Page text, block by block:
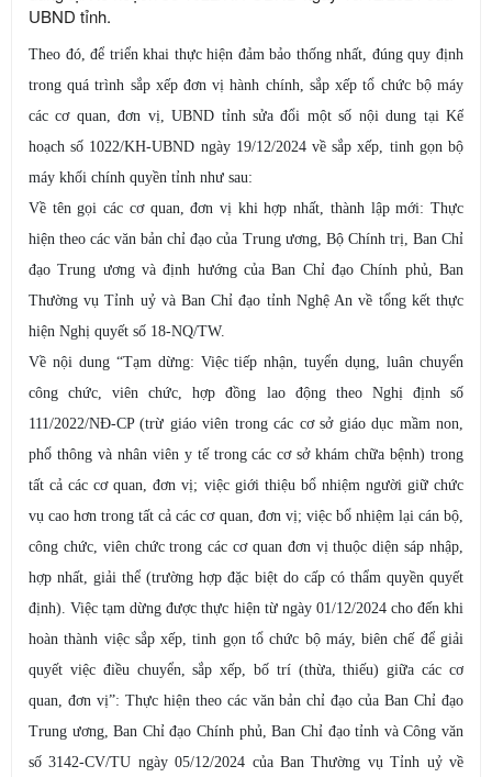
UBND tỉnh.
Theo đó, để triển khai thực hiện đảm bảo thống nhất, đúng quy định
trong quá trình sắp xếp đơn vị hành chính, sắp xếp tổ chức bộ máy
các cơ quan, đơn vị, UBND tỉnh sửa đổi một số nội dung tại Kế
hoạch số 1022/KH-UBND ngày 19/12/2024 về sắp xếp, tinh gọn bộ
máy khối chính quyền tỉnh như sau:
Về tên gọi các cơ quan, đơn vị khi hợp nhất, thành lập mới: Thực
hiện theo các văn bản chỉ đạo của Trung ương, Bộ Chính trị, Ban Chỉ
đạo Trung ương và định hướng của Ban Chỉ đạo Chính phủ, Ban
Thường vụ Tỉnh uỷ và Ban Chỉ đạo tỉnh Nghệ An về tổng kết thực
hiện Nghị quyết số 18-NQ/TW.
Về nội dung “Tạm dừng: Việc tiếp nhận, tuyển dụng, luân chuyển
công chức, viên chức, hợp đồng lao động theo Nghị định số
111/2022/NĐ-CP (trừ giáo viên trong các cơ sở giáo dục mầm non,
phổ thông và nhân viên y tế trong các cơ sở khám chữa bệnh) trong
tất cả các cơ quan, đơn vị; việc giới thiệu bổ nhiệm người giữ chức
vụ cao hơn trong tất cả các cơ quan, đơn vị; việc bổ nhiệm lại cán bộ,
công chức, viên chức trong các cơ quan đơn vị thuộc diện sáp nhập,
hợp nhất, giải thể (trường hợp đặc biệt do cấp có thẩm quyền quyết
định). Việc tạm dừng được thực hiện từ ngày 01/12/2024 cho đến khi
hoàn thành việc sắp xếp, tinh gọn tổ chức bộ máy, biên chế để giải
quyết việc điều chuyển, sắp xếp, bố trí (thừa, thiếu) giữa các cơ
quan, đơn vị”: Thực hiện theo các văn bản chỉ đạo của Ban Chỉ đạo
Trung ương, Ban Chỉ đạo Chính phủ, Ban Chỉ đạo tỉnh và Công văn
số 3142-CV/TU ngày 05/12/2024 của Ban Thường vụ Tỉnh uỷ về